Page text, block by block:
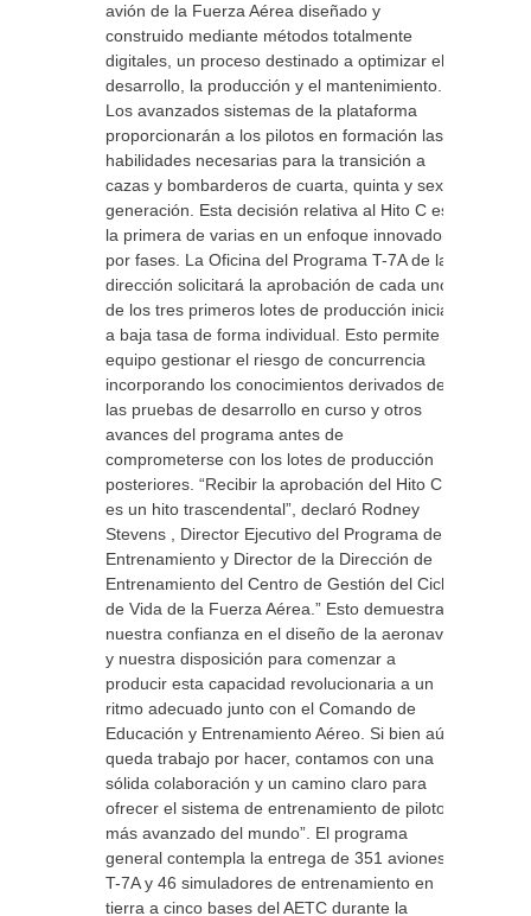
avión de la Fuerza Aérea diseñado y
construido mediante métodos totalmente
digitales, un proceso destinado a optimizar el
desarrollo, la producción y el mantenimiento.
Los avanzados sistemas de la plataforma
proporcionarán a los pilotos en formación las
habilidades necesarias para la transición a
cazas y bombarderos de cuarta, quinta y sexta
generación. Esta decisión relativa al Hito C es
la primera de varias en un enfoque innovador y
por fases. La Oficina del Programa T-7A de la
dirección solicitará la aprobación de cada uno
de los tres primeros lotes de producción inicial
a baja tasa de forma individual. Esto permite al
equipo gestionar el riesgo de concurrencia
incorporando los conocimientos derivados de
las pruebas de desarrollo en curso y otros
avances del programa antes de
comprometerse con los lotes de producción
posteriores. “Recibir la aprobación del Hito C
es un hito trascendental”, declaró Rodney
Stevens , Director Ejecutivo del Programa de
Entrenamiento y Director de la Dirección de
Entrenamiento del Centro de Gestión del Ciclo
de Vida de la Fuerza Aérea.” Esto demuestra
nuestra confianza en el diseño de la aeronave
y nuestra disposición para comenzar a
producir esta capacidad revolucionaria a un
ritmo adecuado junto con el Comando de
Educación y Entrenamiento Aéreo. Si bien aún
queda trabajo por hacer, contamos con una
sólida colaboración y un camino claro para
ofrecer el sistema de entrenamiento de pilotos
más avanzado del mundo”. El programa
general contempla la entrega de 351 aviones
T-7A y 46 simuladores de entrenamiento en
tierra a cinco bases del AETC durante la